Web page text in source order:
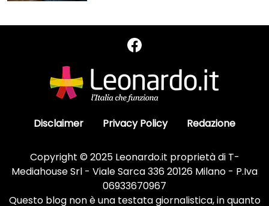
Disclaimer Privacy Policy Redazione
Copyright © 2025 Leonardo.it proprietà di T-
Mediahouse Srl - Viale Sarca 336 20126 Milano - P.Iva
06933670967
Questo blog non è una testata giornalistica, in quanto